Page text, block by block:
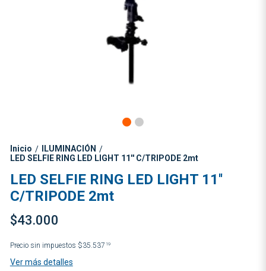
Inicio / ILUMINACIÓN /
LED SELFIE RING LED LIGHT 11'' C/TRIPODE 2mt
LED SELFIE RING LED LIGHT 11''
C/TRIPODE 2mt
$43.000
Precio sin impuestos $35.537 19
Ver más detalles